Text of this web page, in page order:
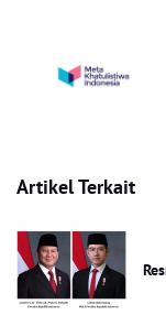
Artikel Terkait